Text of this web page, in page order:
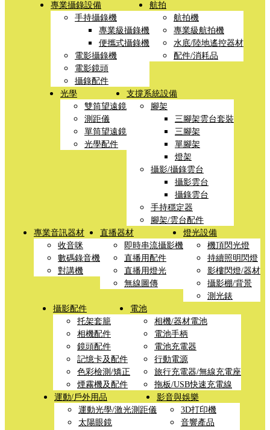
專業攝錄設備
手持攝錄機
專業級攝錄機
便攜式攝錄機
電影攝錄機
電影鏡頭
攝錄配件
航拍
航拍機
專業級航拍機
水底/陸地遙控器材
配件/消耗品
光學
雙筒望遠鏡
測距儀
單筒望遠鏡
光學配件
支撐系統設備
腳架
三腳架雲台套裝
三腳架
單腳架
燈架
攝影/攝錄雲台
攝影雲台
攝錄雲台
手持穩定器
腳架/雲台配件
專業音訊器材
收音咪
數碼錄音機
對講機
直播器材
即時串流攝影機
直播用配件
直播用燈光
無線圖傳
燈光設備
機頂閃光燈
持續照明閃燈
影樓閃燈/器材
攝影棚/背景
測光錶
攝影配件
托架套籠
相機配件
鏡頭配件
記憶卡及配件
色彩檢測/矯正
煙霧機及配件
電池
相機/器材電池
電池手柄
電池充電器
行動電源
旅行充電器/無線充電座
拖板/USB快速充電線
運動/戶外用品
運動光學/激光測距儀
太陽眼鏡
影音與娛樂
3D打印機
音響產品